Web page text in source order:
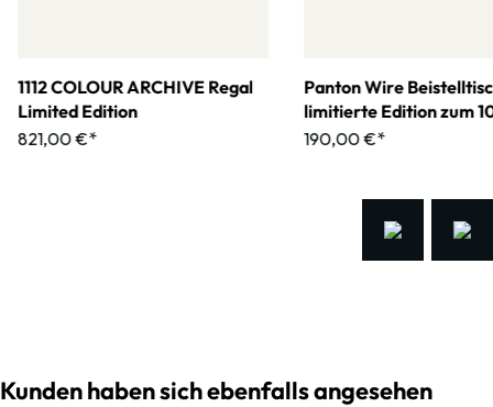
1112 COLOUR ARCHIVE Regal
Limited Edition
821,00 €*
Panton Wire
limitierte Edition zum
jährigen Jubiläum
190,00 €*
Kunden haben sich ebenfalls angesehen